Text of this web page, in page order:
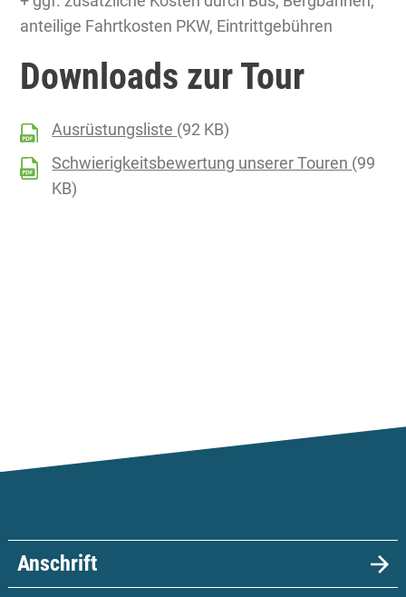
anteilige Fahrtkosten PKW, Eintrittgebühren
Downloads zur Tour
Ausrüstungsliste (92 KB)
Schwierigkeitsbewertung unserer Touren (99
KB)
Anschrift